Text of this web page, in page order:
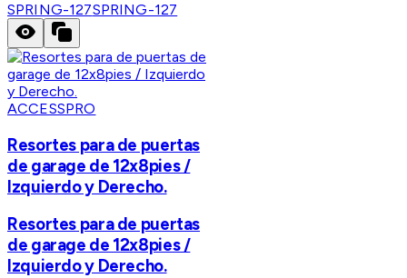
SPRING-127SPRING-127
ACCESSPRO
Resortes para de puertas
de garage de 12x8pies /
Izquierdo y Derecho.
Resortes para de puertas
de garage de 12x8pies /
Izquierdo y Derecho.